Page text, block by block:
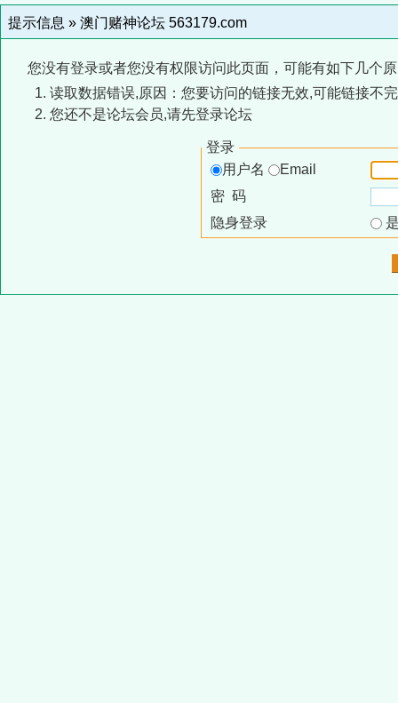
提示信息 » 澳门赌神论坛 563179.com
您没有登录或者您没有权限访问此页面，可能有如下几个
读取数据错误,原因：您要访问的链接无效,可能链接不
您还不是论坛会员,请先登录论坛
登录
用户名
Email
密 码
隐身登录